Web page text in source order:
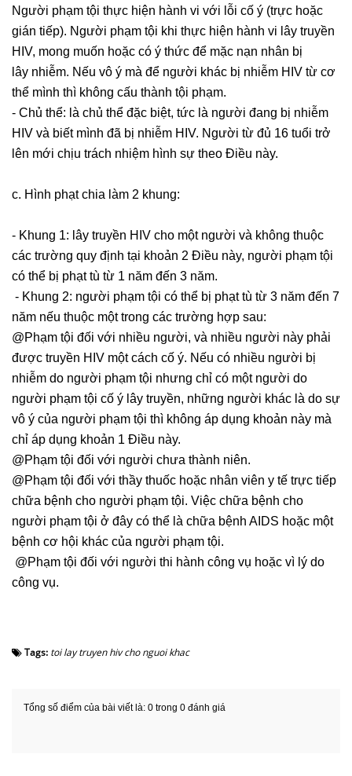
Người phạm tội thực hiện hành vi với lỗi cố ý (trực hoặc
gián tiếp). Người phạm tội khi thực hiện hành vi lây truyền
HIV, mong muốn hoặc có ý thức để mặc nạn nhân bị
lây nhiễm. Nếu vô ý mà để người khác bị nhiễm HIV từ cơ
thể mình thì không cấu thành tội phạm.
- Chủ thể: là chủ thể đặc biệt, tức là người đang bị nhiễm
HIV và biết mình đã bị nhiễm HIV. Người từ đủ 16 tuổi trở
lên mới chịu trách nhiệm hình sự theo Điều này.
c. Hình phạt chia làm 2 khung:
- Khung 1: lây truyền HIV cho một người và không thuộc
các trường quy định tại khoản 2 Điều này, người phạm tội
có thể bị phạt tù từ 1 năm đến 3 năm.
- Khung 2: người phạm tội có thể bị phạt tù từ 3 năm đến 7
năm nếu thuộc một trong các trường hợp sau:
@Phạm tội đối với nhiều người, và nhiều người này phải
được truyền HIV một cách cố ý. Nếu có nhiều người bị
nhiễm do người phạm tội nhưng chỉ có một người do
người phạm tội cố ý lây truyền, những người khác là do sự
vô ý của người phạm tội thì không áp dụng khoản này mà
chỉ áp dụng khoản 1 Điều này.
@Phạm tội đối với người chưa thành niên.
@Phạm tội đối với thầy thuốc hoặc nhân viên y tế trực tiếp
chữa bệnh cho người phạm tội. Việc chữa bệnh cho
người phạm tội ở đây có thể là chữa bệnh AIDS hoặc một
bệnh cơ hội khác của người phạm tội.
@Phạm tội đối với người thi hành công vụ hoặc vì lý do
công vụ.
Tags: toi lay truyen hiv cho nguoi khac
Tổng số điểm của bài viết là: 0 trong 0 đánh giá